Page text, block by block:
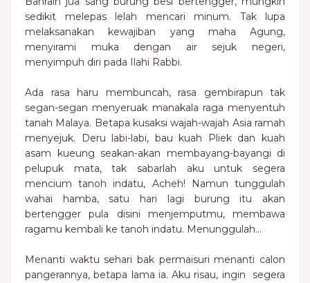
sedikit melepas lelah mencari minum. Tak lupa
melaksanakan kewajiban yang maha Agung,
menyirami muka dengan air sejuk negeri,
menyimpuh diri pada Ilahi Rabbi.
Ada rasa haru membuncah, rasa gembirapun tak
segan-segan menyeruak manakala raga menyentuh
tanah Malaya. Betapa kusaksi wajah-wajah Asia ramah
menyejuk. Deru labi-labi, bau kuah Pliek dan kuah
asam kueung seakan-akan membayang-bayangi di
pelupuk mata, tak sabarlah aku untuk segera
mencium tanoh indatu, Acheh! Namun tunggulah
wahai hamba, satu hari lagi burung itu akan
bertengger pula disini menjemputmu, membawa
ragamu kembali ke tanoh indatu. Menunggulah…
Menanti waktu sehari bak permaisuri menanti calon
pangerannya, betapa lama ia. Aku risau, ingin segera